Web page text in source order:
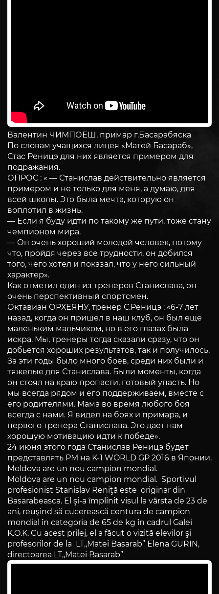
Валентин ЧИМПОЕШ, примар г.Басарабяска
По словам учащихся лицея «Матей Басараб»,
Стас Реницэ для них является примером для
подражания.
ОПРОС : « — Станислав действительно является
примером и не только для меня, а думаю, для
всей школы. Это была мечта, которую он
воплотил в жизнь.
— Если я буду идти по такому же пути, тоже стану
чемпионом мира.
— Он очень хороший молодой человек, потому
что, пройдя через все трудности, он добился
того, чего хотел и показал, что у него сильный
характер».
Как отметил один из тренеров Станислава, он
очень перспективный спортсмен.
Октавиан ОРХЕЯНУ, тренер С.Реницэ : «6-7 лет
назад, когда он пришел в наш клуб, он был ещё
маленьким мальчиком, но в его глазах была
искра. Мы, тренеры тогда сказали сразу, что он
добьется хороших результатов, так и получилось.
За эти годы было много боев, среди них были и
тяжелые для Станислава. Были моменты, когда
он стоял на краю пропасти, готовый упасть. Но
мы всегда рядом и его поддерживаем, вместе с
его родителями. Мама во время любого боя
всегда с нами. Я видел на боях и примара, и
первого тренера Станислава. Это дает нам
хорошую мотивацию идти к победе».
24 июня этого года Станислав Реницэ будет
представлять РМ на K-1 WORLD GP 2016 в Японии.
Moldova are un nou campion mondial.
Moldova are un nou campion mondial. Sportivul
profesionist Stanislav Reniţă este originar din
Basarabeasca. El şi-a împlinit visul la vârsta de 23 de
ani, reuşind să cucerească centura de campion
mondial în categoria de 65 de kg în cadrul Galei
K.O.K. Cu acest prilej, el a făcut o vizită elevilor şi
profesorilor de la LT,,Matei Basarab” Elena GURIN,
directoarea LT,,Matei Basarab”